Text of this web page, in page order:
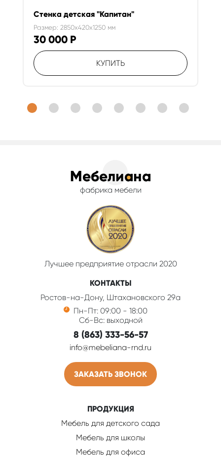
Стенка детская "Капитан"
Размер: 2850x420x1250 мм
30 000 Р
КУПИТЬ
фабрика мебели
Лучшее предприятие отрасли 2020
КОНТАКТЫ
Ростов-на-Дону, Штахановского 29а
Пн-Пт: 09:00 - 18:00
Сб-Вс: выходной
8 (863) 333-56-57
info@mebeliana-rnd.ru
ЗАКАЗАТЬ ЗВОНОК
ПРОДУКЦИЯ
Мебель для детского сада
Мебель для школы
Мебель для офиса